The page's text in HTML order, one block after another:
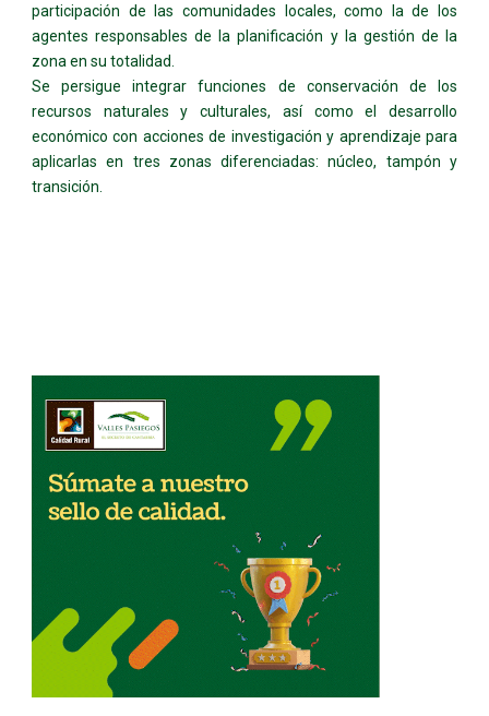
participación de las comunidades locales, como la de los
agentes responsables de la planificación y la gestión de la
zona en su totalidad.
Se persigue integrar funciones de conservación de los
recursos naturales y culturales, así como el desarrollo
económico con acciones de investigación y aprendizaje para
aplicarlas en tres zonas diferenciadas: núcleo, tampón y
transición.